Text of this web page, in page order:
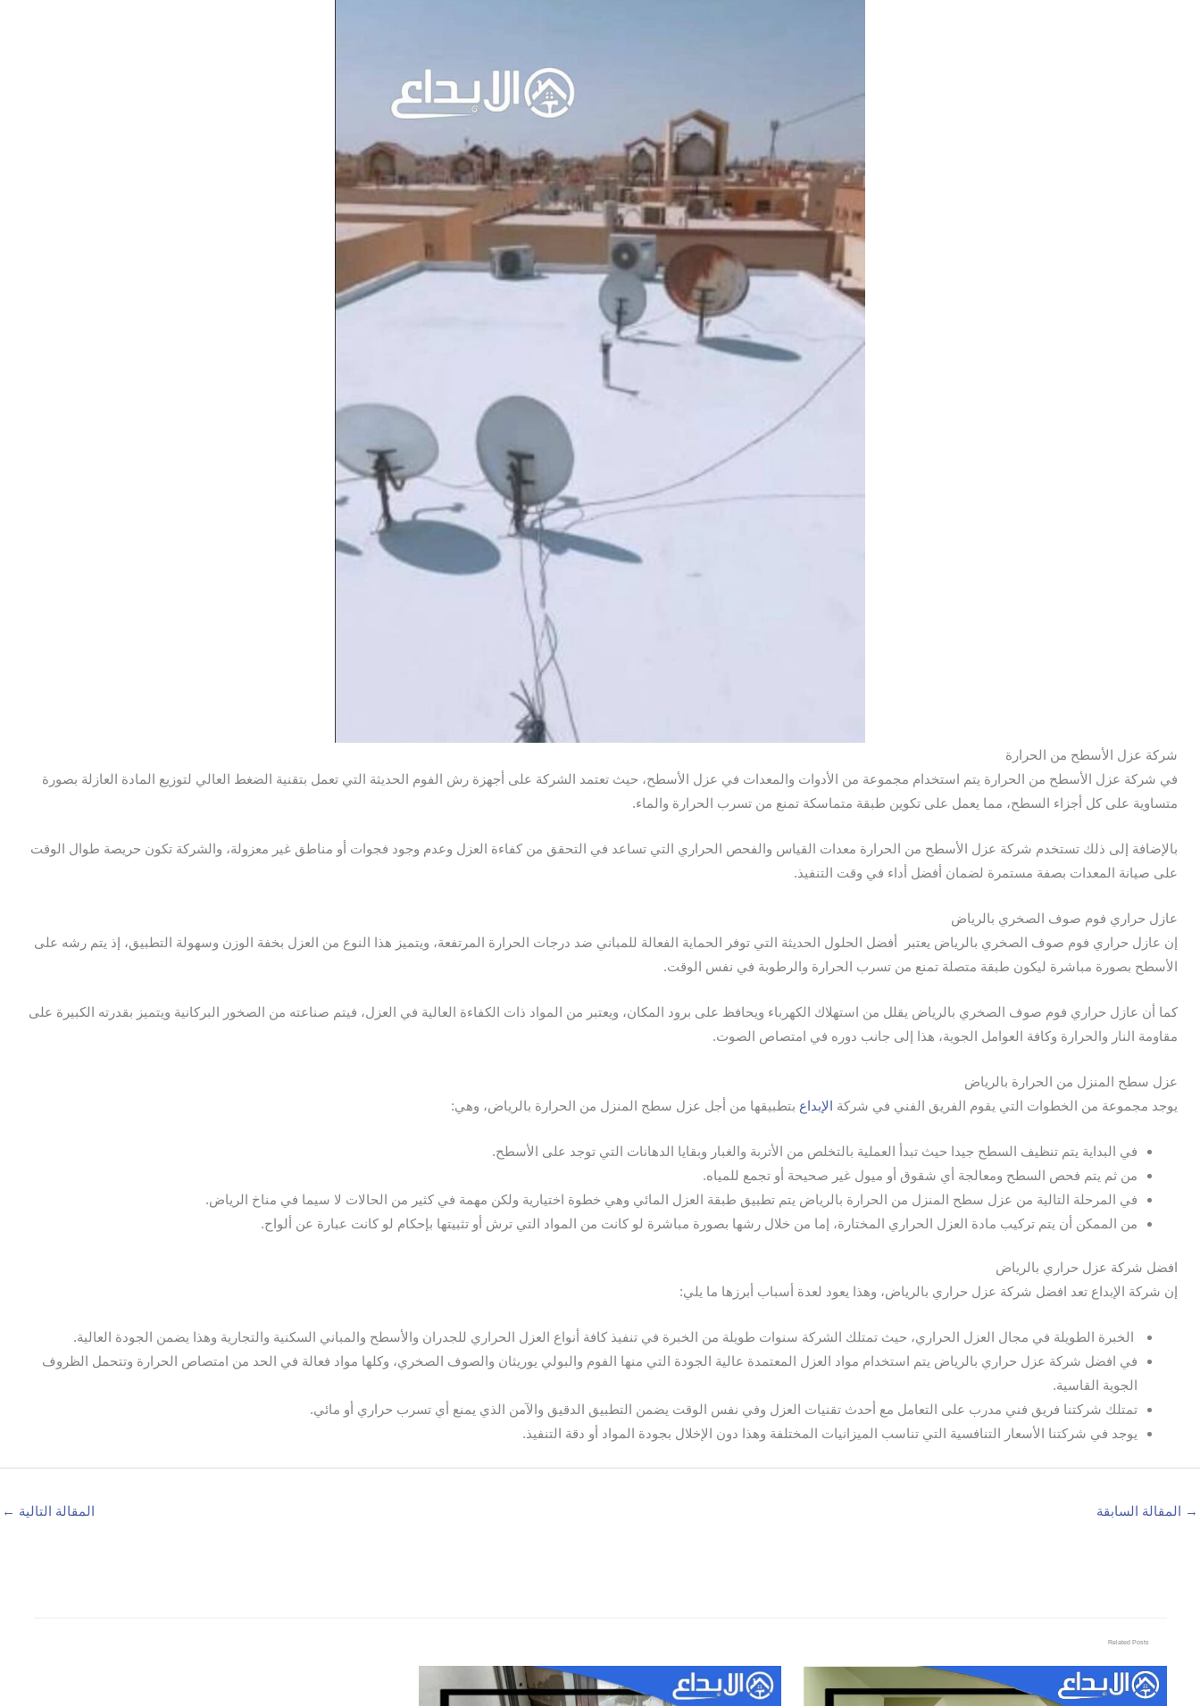
شركة عزل الأسطح من الحرارة
في شركة عزل الأسطح من الحرارة يتم استخدام مجموعة من الأدوات والمعدات في عزل الأسطح، حيث تعتمد الشركة على أجهزة رش الفوم الحديثة التي تعمل بتقنية الضغط العالي لتوزيع المادة العازلة بصورة
متساوية على كل أجزاء السطح، مما يعمل على تكوين طبقة متماسكة تمنع من تسرب الحرارة والماء.
بالإضافة إلى ذلك تستخدم شركة عزل الأسطح من الحرارة معدات القياس والفحص الحراري التي تساعد في التحقق من كفاءة العزل وعدم وجود فجوات أو مناطق غير معزولة، والشركة تكون حريصة طوال الوقت
على صيانة المعدات بصفة مستمرة لضمان أفضل أداء في وقت التنفيذ.
عازل حراري فوم صوف الصخري بالرياض
إن عازل حراري فوم صوف الصخري بالرياض يعتبر أفضل الحلول الحديثة التي توفر الحماية الفعالة للمباني ضد درجات الحرارة المرتفعة، ويتميز هذا النوع من العزل بخفة الوزن وسهولة التطبيق، إذ يتم رشه على
الأسطح بصورة مباشرة ليكون طبقة متصلة تمنع من تسرب الحرارة والرطوبة في نفس الوقت.
كما أن عازل حراري فوم صوف الصخري بالرياض يقلل من استهلاك الكهرباء ويحافظ على برود المكان، ويعتبر من المواد ذات الكفاءة العالية في العزل، فيتم صناعته من الصخور البركانية ويتميز بقدرته الكبيرة على
مقاومة النار والحرارة وكافة العوامل الجوية، هذا إلى جانب دوره في امتصاص الصوت.
عزل سطح المنزل من الحرارة بالرياض
يوجد مجموعة من الخطوات التي يقوم الفريق الفني في شركة الإبداع بتطبيقها من أجل عزل سطح المنزل من الحرارة بالرياض، وهي:
في البداية يتم تنظيف السطح جيدا حيث تبدأ العملية بالتخلص من الأتربة والغبار وبقايا الدهانات التي توجد على الأسطح.
من ثم يتم فحص السطح ومعالجة أي شقوق أو ميول غير صحيحة أو تجمع للمياه.
في المرحلة التالية من عزل سطح المنزل من الحرارة بالرياض يتم تطبيق طبقة العزل المائي وهي خطوة اختيارية ولكن مهمة في كثير من الحالات لا سيما في مناخ الرياض.
من الممكن أن يتم تركيب مادة العزل الحراري المختارة، إما من خلال رشها بصورة مباشرة لو كانت من المواد التي ترش أو تثبيتها بإحكام لو كانت عبارة عن ألواح.
افضل شركة عزل حراري بالرياض
إن شركة الإبداع تعد افضل شركة عزل حراري بالرياض، وهذا يعود لعدة أسباب أبرزها ما يلي:
الخبرة الطويلة في مجال العزل الحراري، حيث تمتلك الشركة سنوات طويلة من الخبرة في تنفيذ كافة أنواع العزل الحراري للجدران والأسطح والمباني السكنية والتجارية وهذا يضمن الجودة العالية.
في افضل شركة عزل حراري بالرياض يتم استخدام مواد العزل المعتمدة عالية الجودة التي منها الفوم والبولي يوريثان والصوف الصخري، وكلها مواد فعالة في الحد من امتصاص الحرارة وتتحمل الظروف
الجوية القاسية.
تمتلك شركتنا فريق فني مدرب على التعامل مع أحدث تقنيات العزل وفي نفس الوقت يضمن التطبيق الدقيق والآمن الذي يمنع أي تسرب حراري أو مائي.
يوجد في شركتنا الأسعار التنافسية التي تناسب الميزانيات المختلفة وهذا دون الإخلال بجودة المواد أو دقة التنفيذ.
→ المقالة السابقة المقالة التالية ←
Related Posts